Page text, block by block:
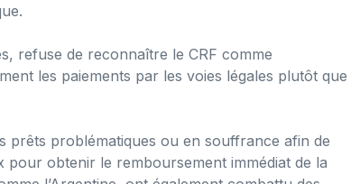
refuse de reconnaître le CRF comme
les paiements par les voies légales plutôt que
problématiques ou en souffrance afin de
obtenir le remboursement immédiat de la